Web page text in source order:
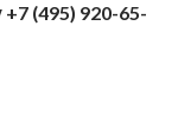
(495) 920-65-